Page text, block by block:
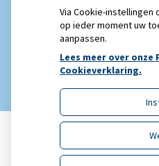
Via Cookie-instellingen
op ieder moment uw
aanpassen.
Lees meer over onze
Cookieverklaring.